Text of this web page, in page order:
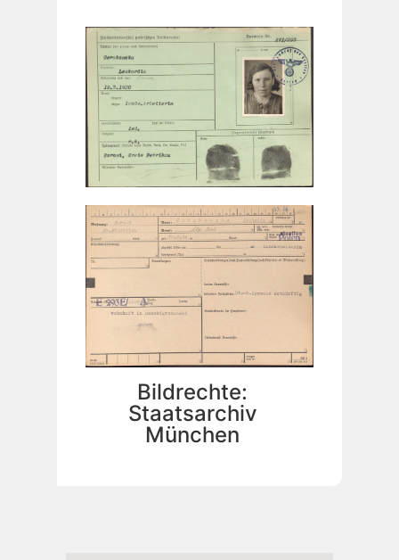
Bildrechte:
Staatsarchiv
München